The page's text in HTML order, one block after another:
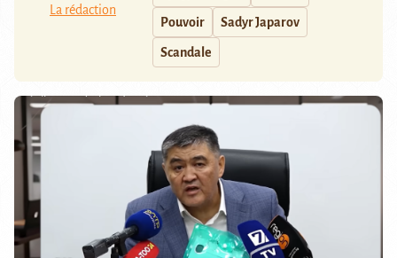
La rédaction
Pouvoir Sadyr Japarov
Scandale